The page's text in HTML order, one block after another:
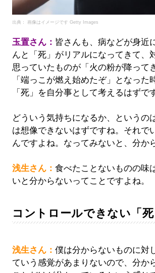
出典： 画像はイメージです Getty Images
玉置さん： 皆さんも、病などが身近
んと「死」がリアルになってきて、
思っていたものが「火の粉が降って
「端っこが燃え始めたぞ」となった
「死」を自分事として考えるはずで
どういう気持ちになるか、というの
は想像できないはずですね。それで
んですよね。なってみないと、分か
浅生さん： 食べたことないものの味
いと分からないってことですよね。
コントロールできない「
浅生さん： 僕は分からないものに対
ていう感覚があまりないので、分か